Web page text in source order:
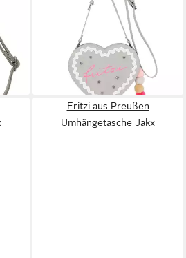
dir
Limited Wiesn, Polyurethan
UVP 59,99 €
lieferbar - in 2-3 Werktagen bei dir
Fritzi aus Preußen
Umhängetasche Jakx